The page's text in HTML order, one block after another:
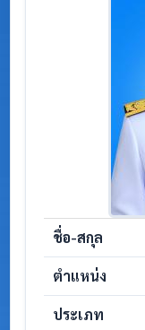
ชื่อ-สกุล
ตำแหน่ง
ประเภท